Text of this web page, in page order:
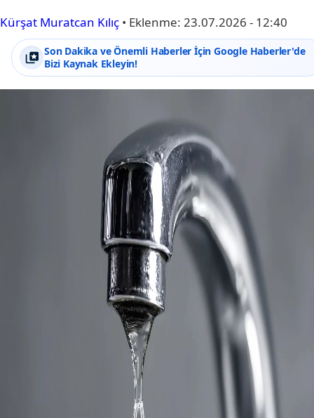
Kürşat Muratcan Kılıç • Eklenme: 23.07.2026 - 12:40
Son Dakika ve Önemli Haberler İçin Google Haberler'de
Bizi Kaynak Ekleyin!